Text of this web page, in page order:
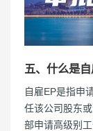
五、什么是自
自雇EP是指申
任该公司股东
部申请高级别工